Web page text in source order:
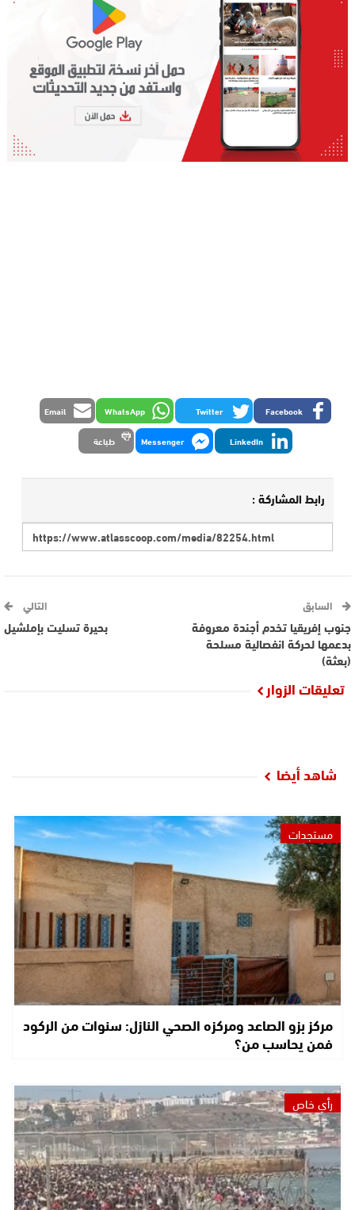
Facebook
Twitter
WhatsApp
Email
LinkedIn
Messenger طباعة
رابط المشاركة :
السابق
جنوب إفريقيا تخدم أجندة معروفة
بدعمها لحركة انفصالية مسلحة
(بعثة)
التالي
بحيرة تسليت بإملشيل
تعليقات الزوار
شاهد أيضا
مستجدات
مركز بزو الصاعد ومركزه الصحي النازل: سنوات من الركود
فمن يحاسب من؟
رأي خاص